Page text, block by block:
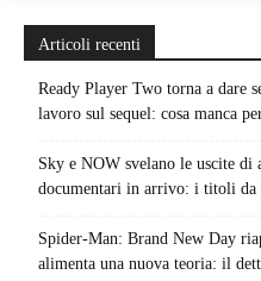
Articoli recenti
Ready Player Two torna a dare
lavoro sul sequel: cosa manca
Sky e NOW svelano le uscite di
documentari in arrivo: i titoli da
Spider-Man: Brand New Day
alimenta una nuova teoria: il